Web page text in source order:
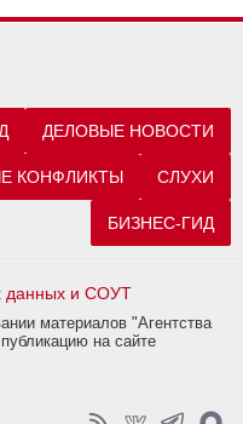
ДЕЛОВЫЕ НОВОСТИ
КОНФЛИКТЫ СЛУХИ
БИЗНЕС-ГИД
данных и СОУТ
материалов "Агентства
на сайте